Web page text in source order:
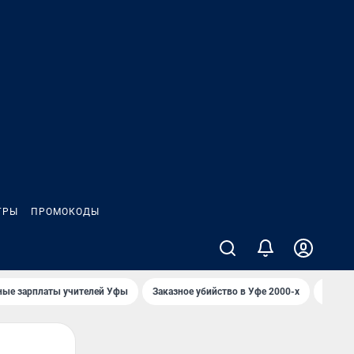
ПРОМОКОДЫ
зарплаты учителей Уфы Заказное убийство в Уфе 2000-х